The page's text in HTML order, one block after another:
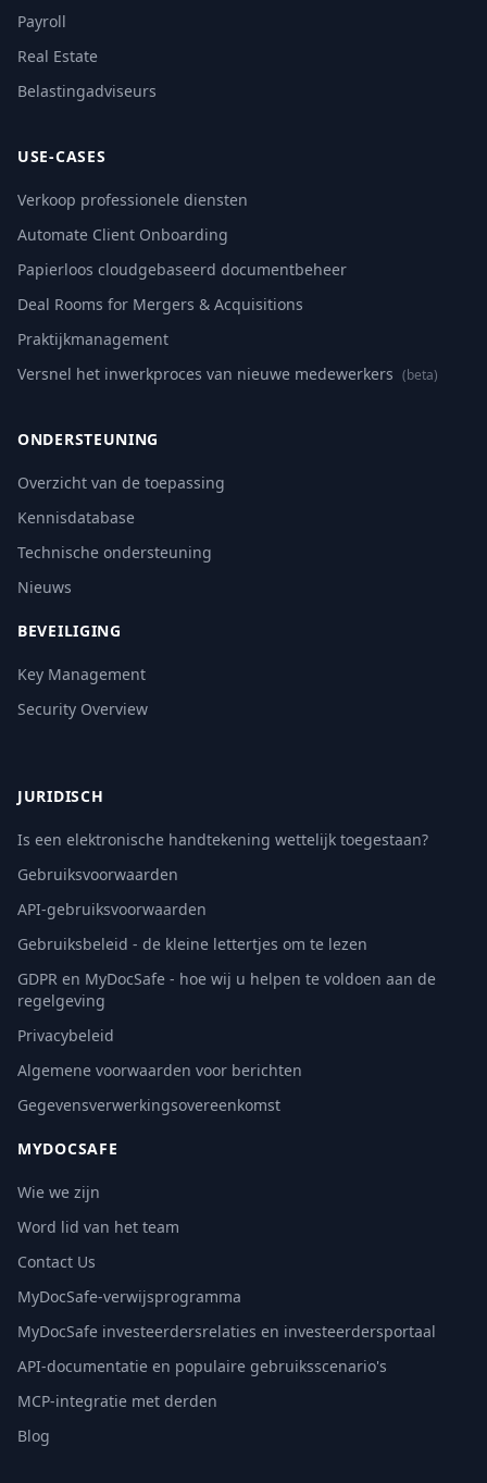
Payroll
Real Estate
Belastingadviseurs
USE-CASES
Verkoop professionele diensten
Automate Client Onboarding
Papierloos cloudgebaseerd documentbeheer
Deal Rooms for Mergers & Acquisitions
Praktijkmanagement
Versnel het inwerkproces van nieuwe medewerkers (beta)
ONDERSTEUNING
Overzicht van de toepassing
Kennisdatabase
Technische ondersteuning
Nieuws
BEVEILIGING
Key Management
Security Overview
JURIDISCH
Is een elektronische handtekening wettelijk toegestaan?
Gebruiksvoorwaarden
API-gebruiksvoorwaarden
Gebruiksbeleid - de kleine lettertjes om te lezen
GDPR en MyDocSafe - hoe wij u helpen te voldoen aan de
regelgeving
Privacybeleid
Algemene voorwaarden voor berichten
Gegevensverwerkingsovereenkomst
MYDOCSAFE
Wie we zijn
Word lid van het team
Contact Us
MyDocSafe-verwijsprogramma
MyDocSafe investeerdersrelaties en investeerdersportaal
API-documentatie en populaire gebruiksscenario's
MCP-integratie met derden
Blog